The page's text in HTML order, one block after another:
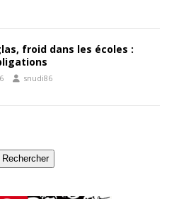
froid dans les écoles :
snudi86
Rechercher